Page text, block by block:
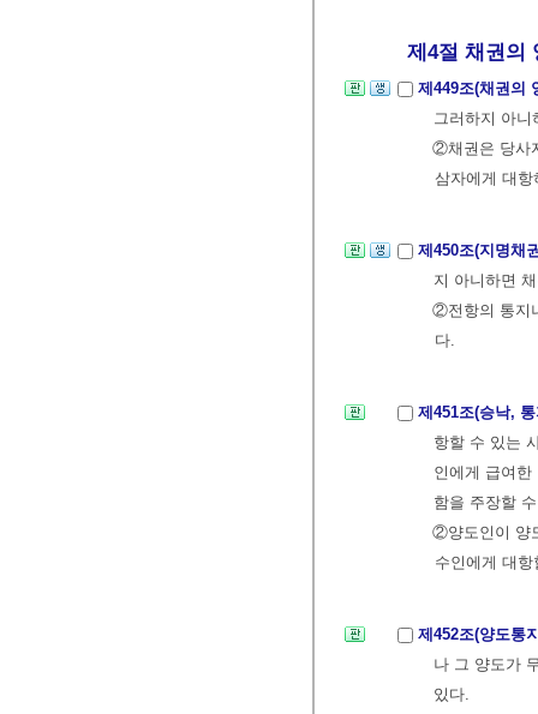
제4절 채권의
제449조(채권의
그러하지 아니
②채권은 당사
삼자에게 대
제450조(지명채
지 아니하면
②전항의 통지
다.
제451조(승낙,
항할 수 있는
인에게 급여
함을 주장할
②양도인이 양
수인에게 대
제452조(양도통
나 그 양도가
있다.